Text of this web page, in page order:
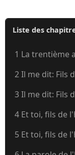
Liste des
1 La trentième
2 Il me dit: Fils
3 Il me dit: Fils
4 Et toi, fils de
5 Et toi, fils de